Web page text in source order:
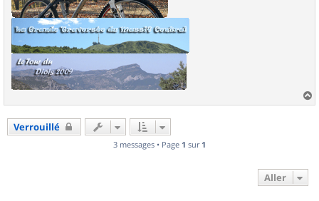
a
Verrouillé
3 messages • Page 1 sur 1
Aller